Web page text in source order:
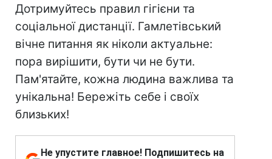
Дотримуйтесь правил гігієни та
соціальної дистанції. Гамлетівський
вічне питання як ніколи актуальне:
пора вирішити, бути чи не бути.
Пам'ятайте, кожна людина важлива та
унікальна! Бережіть себе і своїх
близьких!
Не упустите главное! Подпишитесь на